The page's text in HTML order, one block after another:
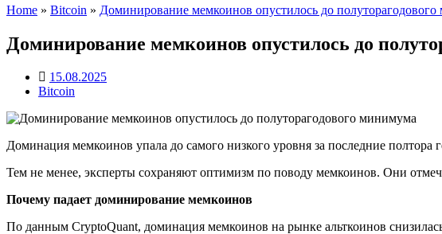
Home » Bitcoin » Доминирование мемкоинов опустилось до
Доминирование мемкоинов опустилось до
15.08.2025
Bitcoin
Доминация мемкоинов упала до самого низкого уровня за последние
Тем не менее, эксперты сохраняют оптимизм по поводу мемкоинов. Они
Почему падает доминирование мемкоинов
По данным CryptoQuant, доминация мемкоинов на рынке альткоинов